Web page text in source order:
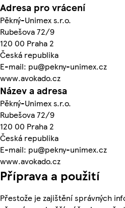
Adresa pro vrácení
Pěkný-Unimex s.r.o.
Rubešova 72/9
120 00 Praha 2
Česká republika
E-mail: pu@pekny-unimex.cz
www.avokado.cz
Název a adresa
Pěkný-Unimex s.r.o.
Rubešova 72/9
120 00 Praha 2
Česká republika
E-mail: pu@pekny-unimex.cz
www.avokado.cz
Příprava a použití
Přestože je zajištění správných